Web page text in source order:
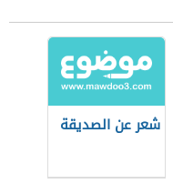
شعر عن الصديقة